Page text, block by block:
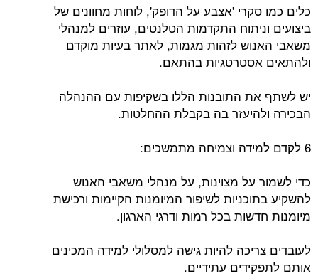
כלים כמו סקרי 'אצבע על הדופק', לוחות מחוונים של
ביצועים וניתוח התקדמות הטלנטים, עוזרים למנהלי
משאבי האנוש לזהות מגמות, לאתר בעיות מוקדם
ולהתאים אסטרטגיות בהתאם.
יש לשתף את התובנות הללו בשקיפות עם ההנהלה
הבכירה ולהיעזר בה בקבלת ההחלטות.
6 לקדם למידה וצמיחה מתמשכים:
כדי לשמור על מצוינות, על מנהלי משאבי האנוש
להשקיע בתוכניות לשיפור המיומנות הקיימות ורכישת
מיומנות חדשות בכל רמות ודרגי הארגון.
לעובדים צריכה להיות גישה למסלולי למידה המכינים
אותם לתפקידים עתידיים.